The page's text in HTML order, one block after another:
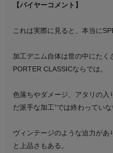
【バイヤーコメント】
これは実際に見ると、本当に
加工デニム自体は世の中にた
PORTER CLASSICならでは。
色落ちやダメージ、アタリの入
だ派手な加工”では終わってい
ヴィンテージのような迫力が
と上品さもある。